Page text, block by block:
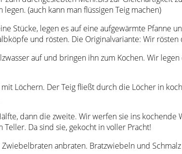
(auch kann man flüssigen Teig machen)
Stücke, legen es auf eine aufgewärmte Pfanne
und rösten. Die Originalvariante: Wir
auf und bringen ihn zum Kochen. Wir
Löchern. Der Teig fließt durch die Löcher in
dann die zweite. Wir werfen sie ins
Da sind sie, gekocht in voller Pracht!
Zwiebelbraten anbraten. Bratzwiebeln und